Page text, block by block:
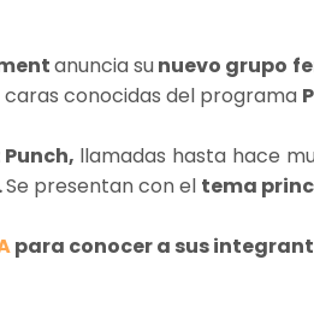
anuncia sunuevo grupo
conocidas del programa
llamadas hasta hace
Se presentan con el tema
para conocer a sus